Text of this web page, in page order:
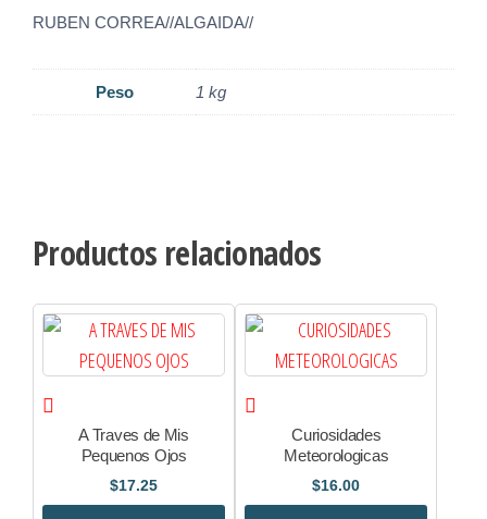
RUBEN CORREA//ALGAIDA//
Peso 1 kg
Productos relacionados
A Traves de Mis
Pequenos Ojos
$17.25
Curiosidades
Meteorologicas
$16.00